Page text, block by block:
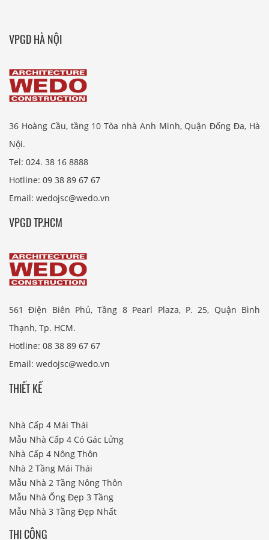
VPGD HÀ NỘI
36 Hoàng Cầu, tầng 10 Tòa nhà Anh Minh, Quận Đống Đa, Hà
Nội.
Tel: 024. 38 16 8888
Hotline: 09 38 89 67 67
Email: wedojsc@wedo.vn
VPGD TP.HCM
561 Điện Biên Phủ, Tầng 8 Pearl Plaza, P. 25, Quận Bình
Thạnh, Tp. HCM.
Hotline: 08 38 89 67 67
Email: wedojsc@wedo.vn
THIẾT KẾ
Nhà Cấp 4 Mái Thái
Mẫu Nhà Cấp 4 Có Gác Lửng
Nhà Cấp 4 Nông Thôn
Nhà 2 Tầng Mái Thái
Mẫu Nhà 2 Tầng Nông Thôn
Mẫu Nhà Ống Đẹp 3 Tầng
Mẫu Nhà 3 Tầng Đẹp Nhất
THI CÔNG